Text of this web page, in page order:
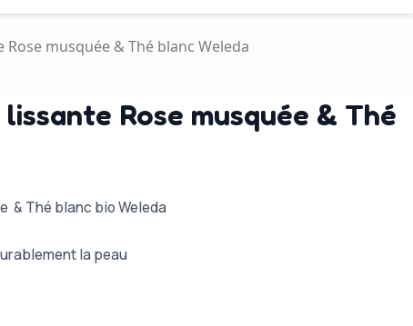
musquée & Thé blanc Weleda
Rose musquée & Thé
& Thé blanc bio Weleda
la peau